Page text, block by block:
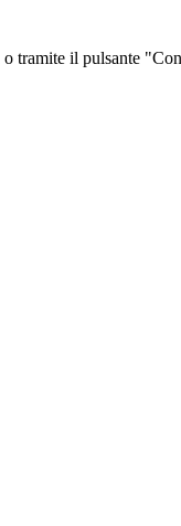
tramite il pulsante